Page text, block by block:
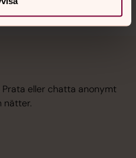
eller chatta anonymt
nätter.